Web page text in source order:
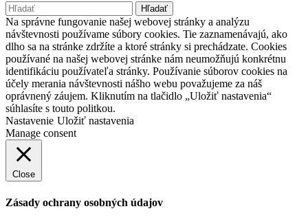
Hľadať:
Na správne fungovanie našej webovej stránky a analýzu
návštevnosti používame súbory cookies. Tie zaznamenávajú, ako
dlho sa na stránke zdržíte a ktoré stránky si prechádzate. Cookies
používané na našej webovej stránke nám neumožňujú konkrétnu
identifikáciu používateľa stránky. Používanie súborov cookies na
účely merania návštevnosti nášho webu považujeme za náš
oprávnený záujem. Kliknutím na tlačidlo „Uložiť nastavenia“
súhlasíte s touto politkou.
Nastavenie Uložiť nastavenia
Manage consent
Close
Zásady ochrany osobných údajov